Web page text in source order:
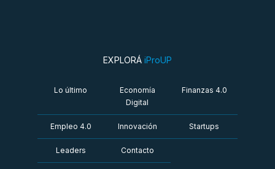
EXPLORÁ iProUP
Lo último
Economía
Digital
Finanzas 4.0
Empleo 4.0 Innovación Startups
Leaders Contacto